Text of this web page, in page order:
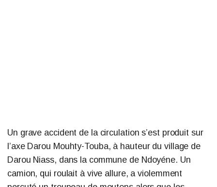
Un grave accident de la circulation s’est produit sur
l’axe Darou Mouhty-Touba, à hauteur du village de
Darou Niass, dans la commune de Ndoyéne. Un
camion, qui roulait à vive allure, a violemment